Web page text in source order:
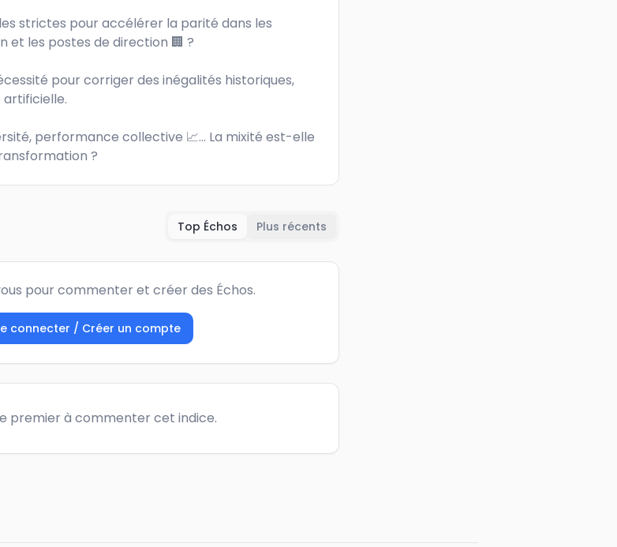
strictes pour accélérer la parité dans les
et les postes de direction 🏢 ?
pour corriger des inégalités historiques,
performance collective 📈… La mixité est-elle
?
Top Échos Plus récents
pour commenter et créer des Échos.
connecter / Créer un compte
premier à commenter cet indice.